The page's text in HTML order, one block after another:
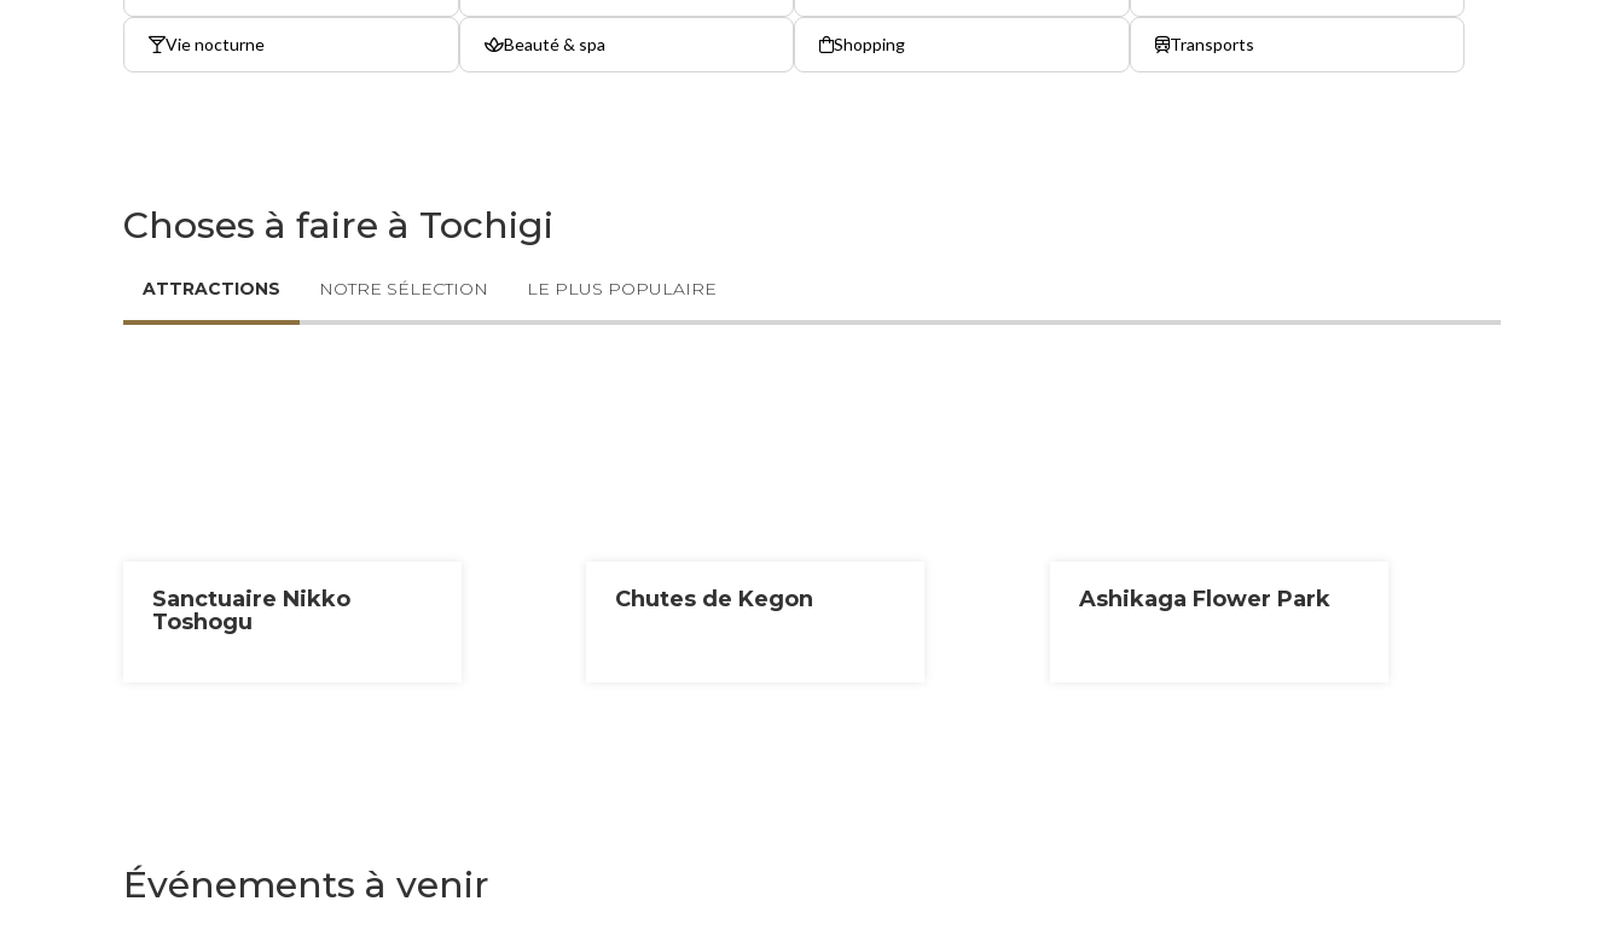
Vie nocturne Beauté & spa Shopping Transports
Choses à faire à Tochigi
ATTRACTIONS NOTRE SÉLECTION LE PLUS POPULAIRE
Sanctuaire Nikko
Toshogu
Chutes de Kegon Ashikaga Flower Park
Événements à venir